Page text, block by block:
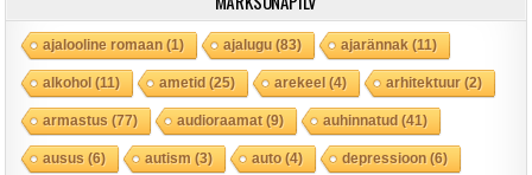
ajalooline romaan(1) ajalugu(83) ajarännak (11)
alkohol(11) ametid(25) arekeel(4) arhitektuur(2)
armastus (77) audioraamat(9) auhinnatud(41)
ausus (6) autism (3) auto(4) depressioon(6)